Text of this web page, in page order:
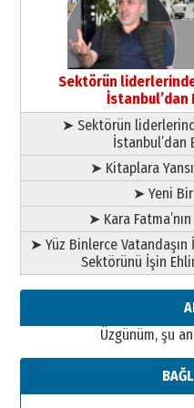
13 Mayıs 2026
Esat BİNDESEN
Başkan
bir vizyon
02 Ağustos 2026
Sektörün
İstanbul’dan
➤ Sektörün
İstanbul’dan
➤ Kitaplara
➤ Yeni Bir
➤ Kara
➤ Yüz Binlerce
Sektörünü İşin
Üzgünüm, şu